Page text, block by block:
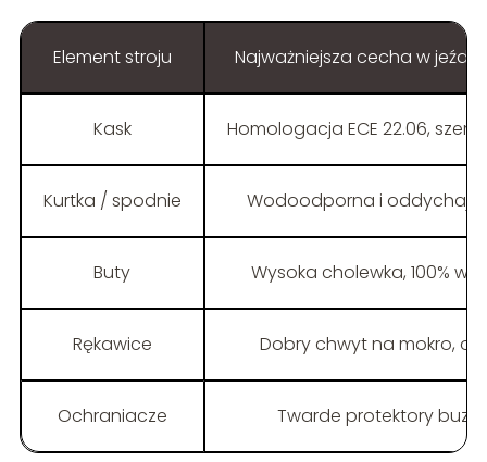
Element stroju Najważniejsza cecha w
Kask Homologacja ECE 22.06,
Kurtka / spodnie Wodoodporna i
Buty Wysoka cholewka, 100%
Rękawice Dobry chwyt na mokro,
Ochraniacze Twarde protektory